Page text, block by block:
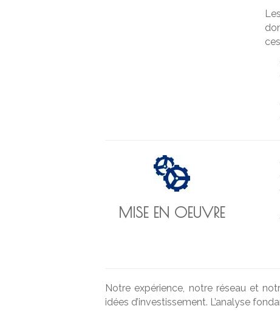
MISE EN OEUVRE
Notre expérience, notre réseau et
idées d’investissement. L’analyse